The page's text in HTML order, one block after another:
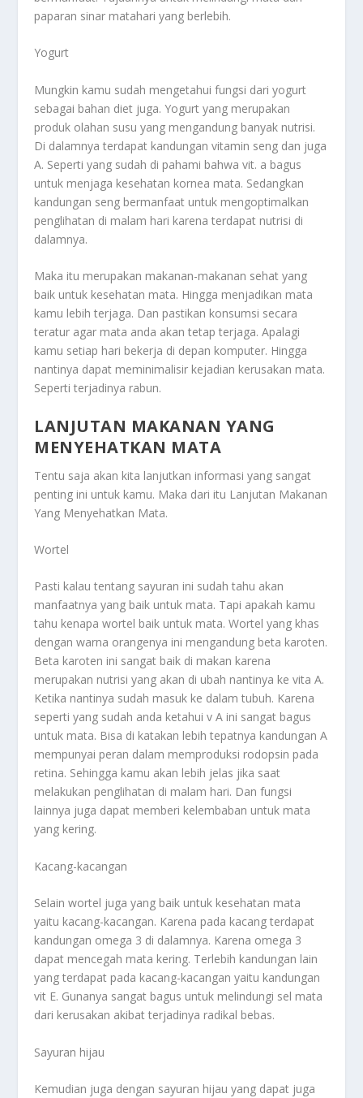
paparan sinar matahari yang berlebih.
Yogurt
Mungkin kamu sudah mengetahui fungsi dari yogurt
sebagai bahan diet juga. Yogurt yang merupakan
produk olahan susu yang mengandung banyak nutrisi.
Di dalamnya terdapat kandungan vitamin seng dan juga
A. Seperti yang sudah di pahami bahwa vit. a bagus
untuk menjaga kesehatan kornea mata. Sedangkan
kandungan seng bermanfaat untuk mengoptimalkan
penglihatan di malam hari karena terdapat nutrisi di
dalamnya.
Maka itu merupakan makanan-makanan sehat yang
baik untuk kesehatan mata. Hingga menjadikan mata
kamu lebih terjaga. Dan pastikan konsumsi secara
teratur agar mata anda akan tetap terjaga. Apalagi
kamu setiap hari bekerja di depan komputer. Hingga
nantinya dapat meminimalisir kejadian kerusakan mata.
Seperti terjadinya rabun.
LANJUTAN MAKANAN YANG
MENYEHATKAN MATA
Tentu saja akan kita lanjutkan informasi yang sangat
penting ini untuk kamu. Maka dari itu Lanjutan Makanan
Yang Menyehatkan Mata.
Wortel
Pasti kalau tentang sayuran ini sudah tahu akan
manfaatnya yang baik untuk mata. Tapi apakah kamu
tahu kenapa wortel baik untuk mata. Wortel yang khas
dengan warna orangenya ini mengandung beta karoten.
Beta karoten ini sangat baik di makan karena
merupakan nutrisi yang akan di ubah nantinya ke vita A.
Ketika nantinya sudah masuk ke dalam tubuh. Karena
seperti yang sudah anda ketahui v A ini sangat bagus
untuk mata. Bisa di katakan lebih tepatnya kandungan A
mempunyai peran dalam memproduksi rodopsin pada
retina. Sehingga kamu akan lebih jelas jika saat
melakukan penglihatan di malam hari. Dan fungsi
lainnya juga dapat memberi kelembaban untuk mata
yang kering.
Kacang-kacangan
Selain wortel juga yang baik untuk kesehatan mata
yaitu kacang-kacangan. Karena pada kacang terdapat
kandungan omega 3 di dalamnya. Karena omega 3
dapat mencegah mata kering. Terlebih kandungan lain
yang terdapat pada kacang-kacangan yaitu kandungan
vit E. Gunanya sangat bagus untuk melindungi sel mata
dari kerusakan akibat terjadinya radikal bebas.
Sayuran hijau
Kemudian juga dengan sayuran hijau yang dapat juga